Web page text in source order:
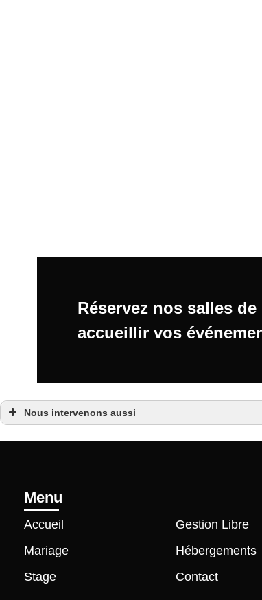
Réservez nos salles de
accueillir vos
Nous intervenons aussi
Salle de mariage Gap
Salle de mariage Pertuis
Salle de mariage Saint-Maximin
Salle de mariage Salon-de-Provence
Menu
Accueil
Mariage
Stage
Gestion Libre
Hébergements
Contact